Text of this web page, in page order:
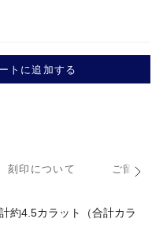
トに追加する
刻印について ご留意事
す
見
る
約4.5カラット（合計カラ